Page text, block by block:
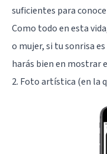
suficientes para
Como todo en esta
o mujer, si tu sonrisa
harás bien en mostrar
2. Foto artística (en la